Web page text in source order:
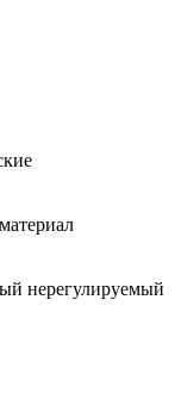
нерегулируемый